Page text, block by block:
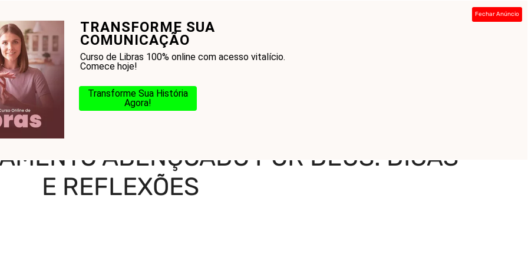
TRANSFORME SUA
COMUNICAÇÃO
Curso de Libras 100% online com acesso vitalício.
Comece hoje!
Transforme Sua História
Agora!
Fechar Anúncio
a Bíblia? Glossário Blog
casamento abençoado por Deus: Dicas e Reflexões
ABENÇOADO POR DEUS: DICAS
E REFLEXÕES